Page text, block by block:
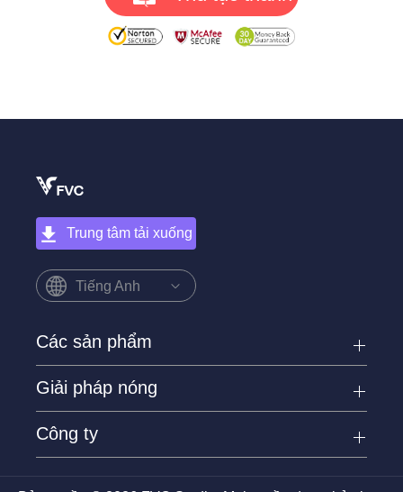
toán
Trung tâm tải xuống
Tiếng Anh
Các sản phẩm
Giải pháp nóng
Công ty